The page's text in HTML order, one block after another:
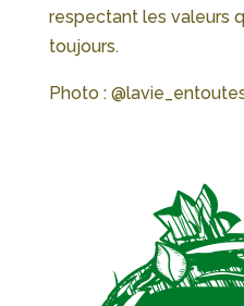
respectant les valeurs
toujours.
Photo :